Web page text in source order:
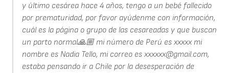
y último cesárea hace 4 años, tengo a un bebé fallecido
por prematuridad, por favor ayúdenme con información,
cuál es la página o grupo de las cesareadas y que buscan
un parto normal🙏🏼 mi número de Perú es xxxxx mi
nombre es Nadia Tello, mi correo es xxxxxx@gmail.com,
estaba pensando ir a Chile por la desesperación de